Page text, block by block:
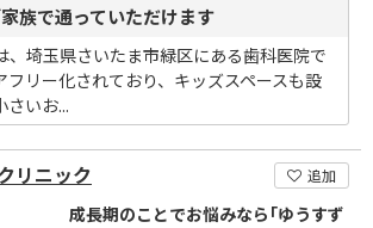
族で通っていただけます
、埼玉県さいたま市緑区にある歯科医院で
フリー化されており、キッズスペースも設
さいお...
リニック 追加
成長期のことでお悩みなら｢ゆうすず